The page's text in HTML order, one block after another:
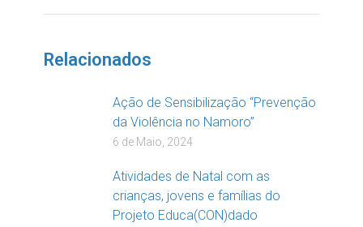
Relacionados
Ação de Sensibilização “Prevenção
da Violência no Namoro”
6 de Maio, 2024
Atividades de Natal com as
crianças, jovens e famílias do
Projeto Educa(CON)dado